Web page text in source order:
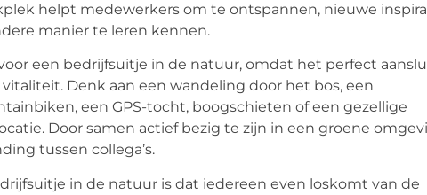
helpt medewerkers om te ontspannen, nieuwe
manier te leren kennen.
een bedrijfsuitje in de natuur, omdat het perfect
Denk aan een wandeling door het bos, een
een GPS-tocht, boogschieten of een gezellige
Door samen actief bezig te zijn in een groene
tussen collega’s.
in de natuur is dat iedereen even loskomt van de